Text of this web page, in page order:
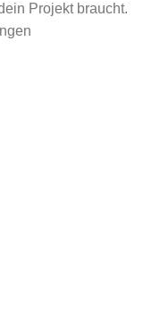
Projekt braucht.